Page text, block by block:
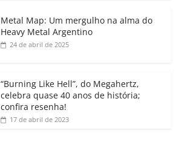
p a
ss
o
m
k h
Metal Map: Um mergulho na alma do
Heavy Metal Argentino
24 de abril de 2025
“Burning Like Hell”, do Megahertz,
celebra quase 40 anos de história;
confira resenha!
17 de abril de 2023